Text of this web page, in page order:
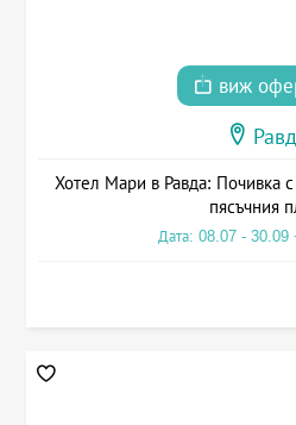
виж
Хотел Мари в Равда: Почивка
пясъчния
Дата: 08.07 - 30.09